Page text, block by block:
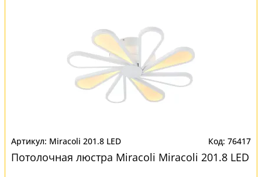
Miracoli 201.8 LED 76417
Потолочная люстра Miracoli Miracoli 201.8 LED